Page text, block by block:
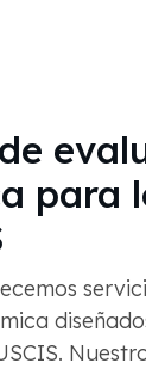
para